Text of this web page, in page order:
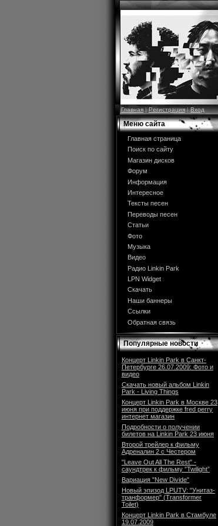
Главная|Регистрация|Вход
Меню сайта
Главная страница
Поиск по сайту
Магазин дисков
Форум
Информация
Интересное
Тексты песен
Переводы песен
Статьи
Фото
Музыка
Видео
Радио Linkin Park
LPN Widget
Скачать
Наши баннеры
Ссылки
Обратная связь
Популярные новости
Концерт Linkin Park в Санкт-
Петербурге 26.07.2009: Фото и
видео
Скачать новый альбом Linkin
Park - Living Things
Концерт Linkin Park в Москве 23
июня при поддержке fred perry
интернет магазин
Подробности о получении
билетов на Linkin Park 23 июня
Второй трейлер к фильму
Адреналин 2 с Честером
"Leave Out All The Rest" -
саундтрек к фильму ”Twilight”
Вариация "New Divide"
Новый эпизод LPUTV: "Унитаз-
транформер" (Transformer
Toilet)
Концерт Linkin Park в Стамбуле
19.07.2009